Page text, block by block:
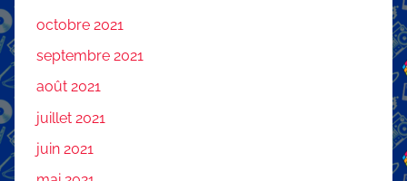
octobre 2021
septembre 2021
août 2021
juillet 2021
juin 2021